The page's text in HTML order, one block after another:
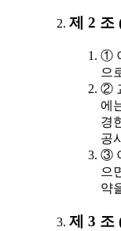
제 2 조
①
으
②
에
경
공
③
으
약
제 3 조